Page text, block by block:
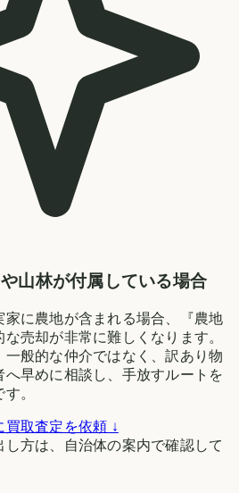
山林が付属している場合
に農地が含まれる場合、『農地
売却が非常に難しくなります。
一般的な仲介ではなく、訳あり物
早めに相談し、手放すルートを
。
買取査定を依頼 ↓
方は、自治体の案内で確認して